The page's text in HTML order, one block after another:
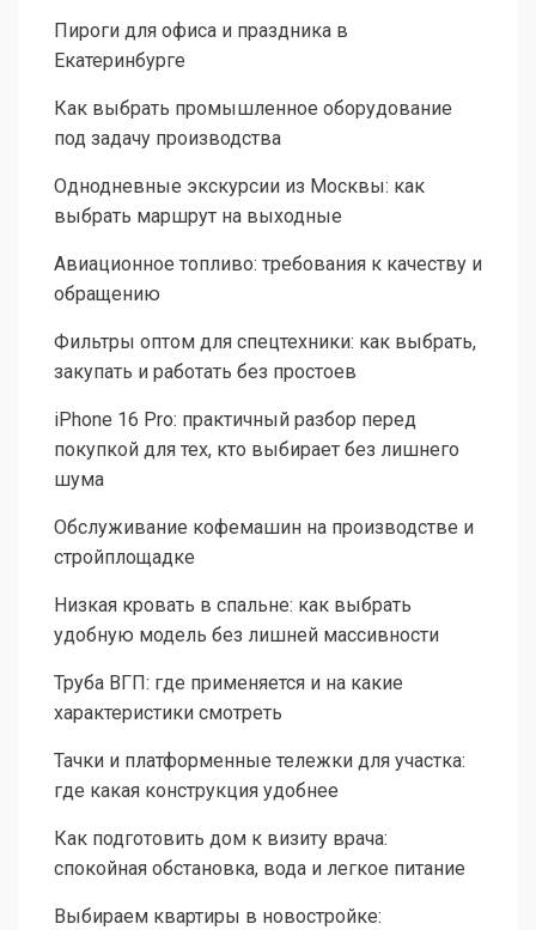
Пироги для офиса и праздника в
Екатеринбурге
Как выбрать промышленное оборудование
под задачу производства
Однодневные экскурсии из Москвы: как
выбрать маршрут на выходные
Авиационное топливо: требования к качеству и
обращению
Фильтры оптом для спецтехники: как выбрать,
закупать и работать без простоев
iPhone 16 Pro: практичный разбор перед
покупкой для тех, кто выбирает без лишнего
шума
Обслуживание кофемашин на производстве и
стройплощадке
Низкая кровать в спальне: как выбрать
удобную модель без лишней массивности
Труба ВГП: где применяется и на какие
характеристики смотреть
Тачки и платформенные тележки для участка:
где какая конструкция удобнее
Как подготовить дом к визиту врача:
спокойная обстановка, вода и легкое питание
Выбираем квартиры в новостройке: